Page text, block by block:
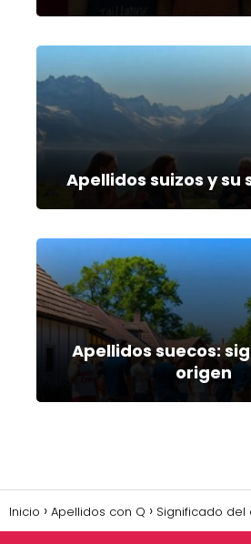
Apellidos suizos y su
Apellidos suecos:
origen
Inicio Apellidos con Q Significado del